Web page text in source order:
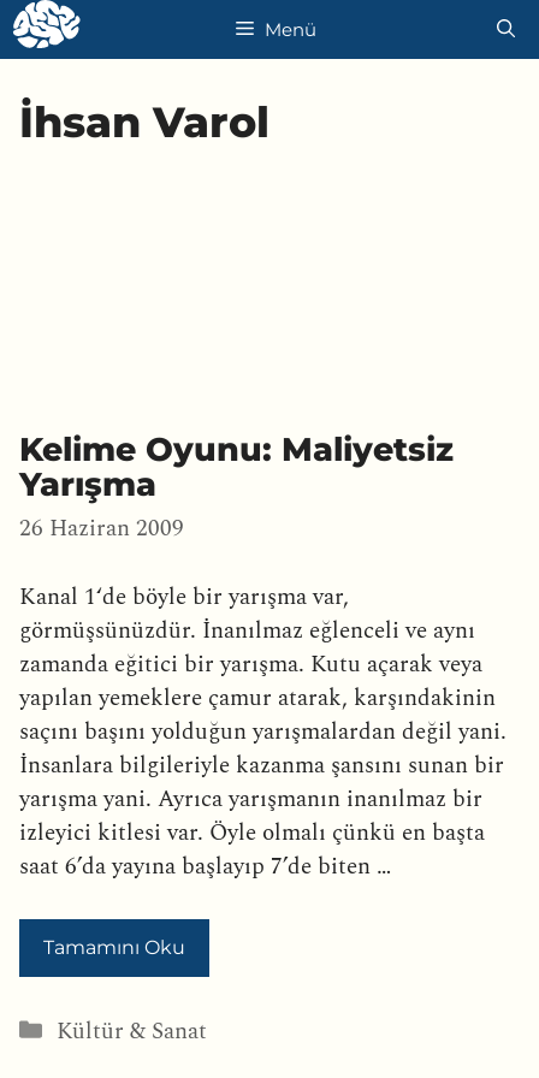
İçeriğe
atla
Menü
İhsan Varol
Kelime Oyunu: Maliyetsiz
Yarışma
26 Haziran 2009
Kanal 1‘de böyle bir yarışma var,
görmüşsünüzdür. İnanılmaz eğlenceli ve aynı
zamanda eğitici bir yarışma. Kutu açarak veya
yapılan yemeklere çamur atarak, karşındakinin
saçını başını yolduğun yarışmalardan değil yani.
İnsanlara bilgileriyle kazanma şansını sunan bir
yarışma yani. Ayrıca yarışmanın inanılmaz bir
izleyici kitlesi var. Öyle olmalı çünkü en başta
saat 6’da yayına başlayıp 7’de biten …
Tamamını Oku
Kategoriler
Kültür & Sanat